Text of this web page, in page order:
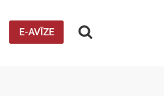
E-AVĪZE 